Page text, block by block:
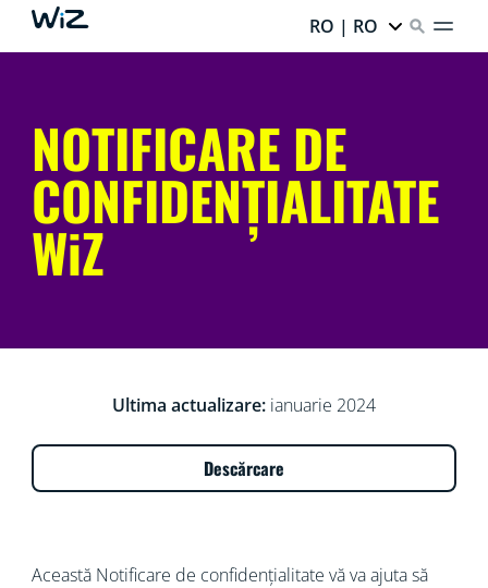
RO | RO
NOTIFICARE DE
CONFIDENȚIALITATE
WiZ
Ultima actualizare: ianuarie 2024
Descărcare
Această Notificare de confidențialitate vă va ajuta să